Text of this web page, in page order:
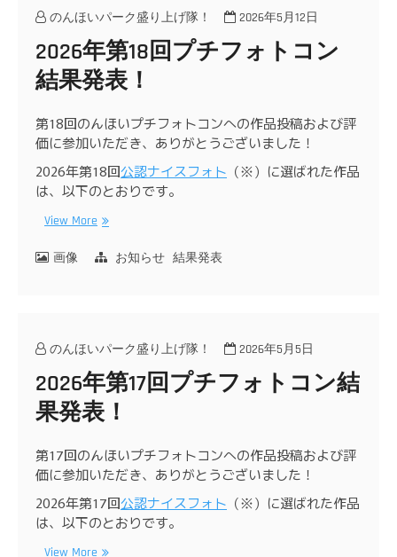
のんほいパーク盛り上げ隊！ 2026年5月12日
2026年第18回プチフォトコン
結果発表！
第18回のんほいプチフォトコンへの作品投稿および評
価に参加いただき、ありがとうございました！
2026年第18回公認ナイスフォト （※）に選ばれた作品
は、以下のとおりです。
View More
画像 お知らせ 結果発表
のんほいパーク盛り上げ隊！ 2026年5月5日
2026年第17回プチフォトコン結
果発表！
第17回のんほいプチフォトコンへの作品投稿および評
価に参加いただき、ありがとうございました！
2026年第17回公認ナイスフォト （※）に選ばれた作品
は、以下のとおりです。
View More